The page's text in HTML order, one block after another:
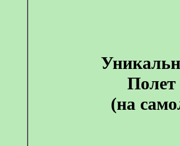
Полет
(на